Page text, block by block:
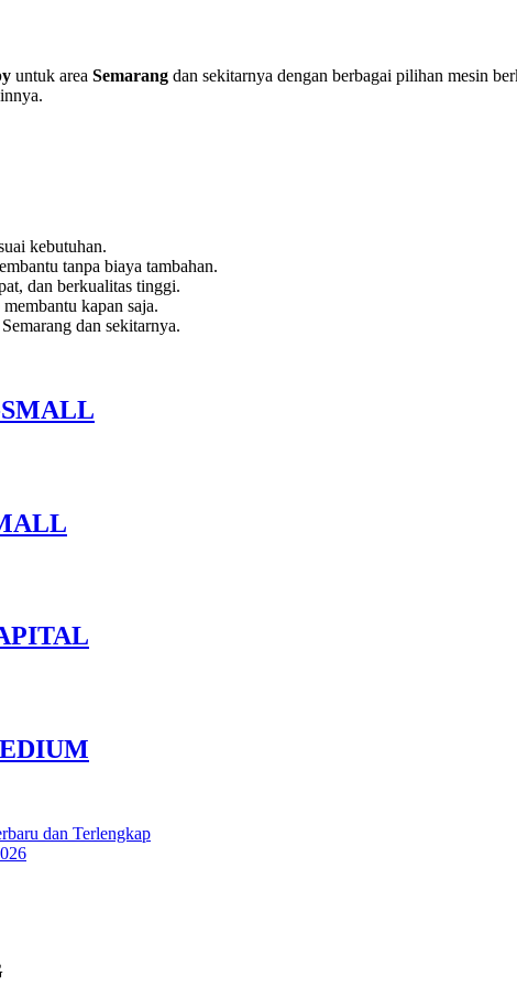
untuk area Semarang dan sekitarnya dengan berbagai pilihan mesin
kebutuhan.
tanpa biaya tambahan.
dan berkualitas tinggi.
kapan saja.
dan sekitarnya.
dan Terlengkap